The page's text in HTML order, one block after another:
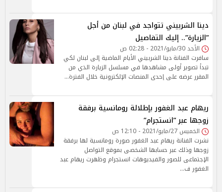
دينا الشربيني تتواجد في لبنان من أجل
”الزيارة”.. إليك التفاصيل
الأحد 30/مايو/2021 - 02:28 ص
سافرت الفنانة دينا الشربيني الأيام الماضية إلى لبنان لكي
تبدأ تصوير أولى مشاهدها في مسلسل الزيارة الذي من
المقرر عرضه على إحدى المنصات الإلكترونية خلال الفترة…
ريهام عبد الغفور بإطلالة رومانسية برفقة
زوجها عبر ”انستجرام”
الخميس 27/مايو/2021 - 12:10 ص
نشرت الفنانة ريهام عبد الغفور صورة رومانسية لها برفقة
زوجها وذلك عبر حسابها الشخصى بموقع التواصل
الإجتماعى للصور والفيديوهات انستجرام وظهرت ريهام عبد
الغفور ف…